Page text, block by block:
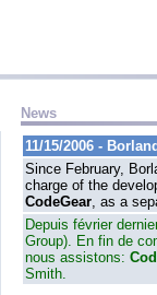
News
11/15/2006 -
Since February,
charge of the
CodeGear, as a
Depuis février
Group). En fin de
nous assistons:
Smith.